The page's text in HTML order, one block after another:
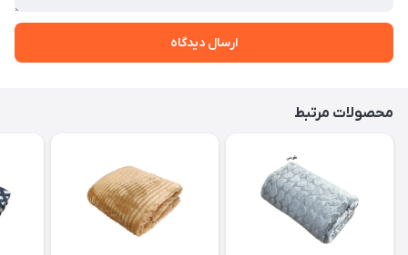
ارسال دیدگاه
محصولات مرتبط